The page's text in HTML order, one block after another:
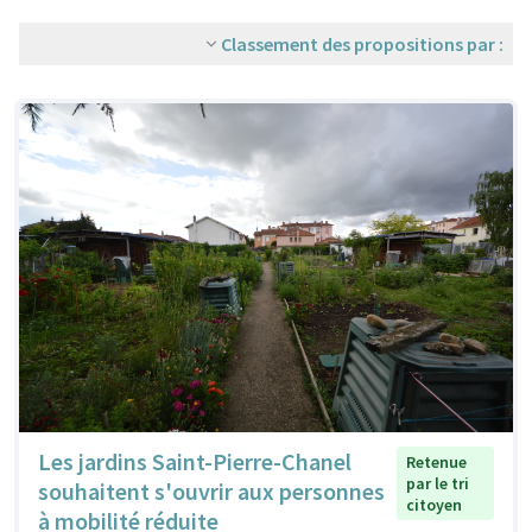
Classement des propositions par :
Les jardins Saint-Pierre-Chanel
souhaitent s'ouvrir aux personnes
à mobilité réduite
Retenue
par le tri
citoyen